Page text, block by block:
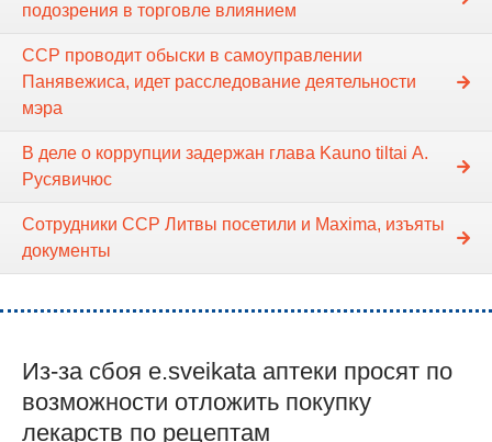
подозрения в торговле влиянием
ССР проводит обыски в самоуправлении
Панявежиса, идет расследование деятельности
мэра
В деле о коррупции задержан глава Kauno tiltai А.
Русявичюс
Сотрудники ССР Литвы посетили и Maxima, изъяты
документы
Из-за сбоя e.sveikata аптеки просят по
возможности отложить покупку
лекарств по рецептам